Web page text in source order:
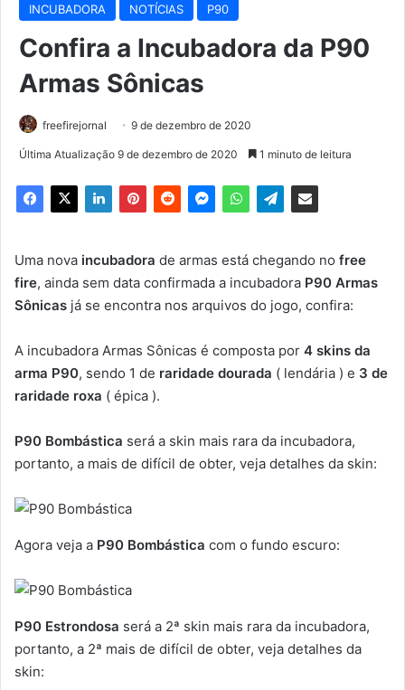
INCUBADORA NOTÍCIAS P90
Confira a Incubadora da P90
Armas Sônicas
freefirejornal 9 de dezembro de 2020
Última Atualização 9 de dezembro de 2020 1 minuto de leitura
Uma nova incubadora de armas está chegando no free
fire, ainda sem data confirmada a incubadora P90 Armas
Sônicas já se encontra nos arquivos do jogo, confira:
A incubadora Armas Sônicas é composta por 4 skins da
arma P90, sendo 1 de raridade dourada ( lendária ) e 3 de
raridade roxa ( épica ).
P90 Bombástica será a skin mais rara da incubadora,
portanto, a mais de difícil de obter, veja detalhes da skin:
Agora veja a P90 Bombástica com o fundo escuro:
P90 Estrondosa será a 2ª skin mais rara da incubadora,
portanto, a 2ª mais de difícil de obter, veja detalhes da
skin: